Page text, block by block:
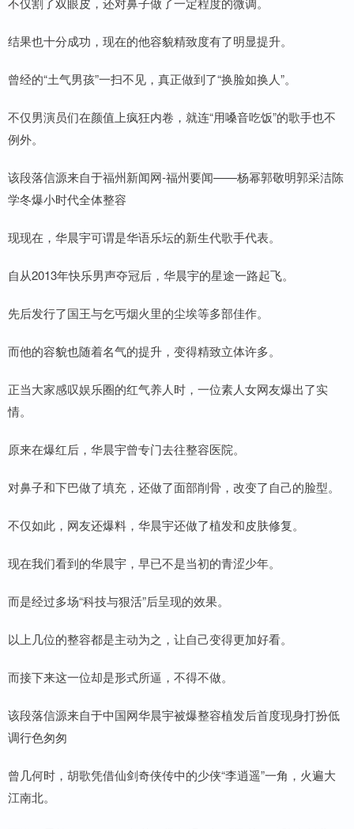
结果也十分成功，现在的他容貌精致度有了明显提升。
曾经的“土气男孩”一扫不见，真正做到了“换脸如换人”。
不仅男演员们在颜值上疯狂内卷，就连“用嗓音吃饭”的歌手也不
例外。
该段落信源来自于福州新闻网-福州要闻——杨幂郭敬明郭采洁陈
学冬爆小时代全体整容
现现在，华晨宇可谓是华语乐坛的新生代歌手代表。
自从2013年快乐男声夺冠后，华晨宇的星途一路起飞。
先后发行了国王与乞丐烟火里的尘埃等多部佳作。
而他的容貌也随着名气的提升，变得精致立体许多。
正当大家感叹娱乐圈的红气养人时，一位素人女网友爆出了实
情。
原来在爆红后，华晨宇曾专门去往整容医院。
对鼻子和下巴做了填充，还做了面部削骨，改变了自己的脸型。
不仅如此，网友还爆料，华晨宇还做了植发和皮肤修复。
现在我们看到的华晨宇，早已不是当初的青涩少年。
而是经过多场“科技与狠活”后呈现的效果。
以上几位的整容都是主动为之，让自己变得更加好看。
而接下来这一位却是形式所逼，不得不做。
该段落信源来自于中国网华晨宇被爆整容植发后首度现身打扮低
调行色匆匆
曾几何时，胡歌凭借仙剑奇侠传中的少侠“李逍遥”一角，火遍大
江南北。